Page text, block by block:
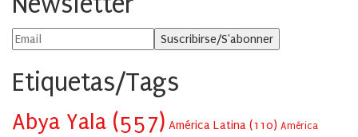
Etiquetas/Tags
Abya Yala (557) América Latina (110) América